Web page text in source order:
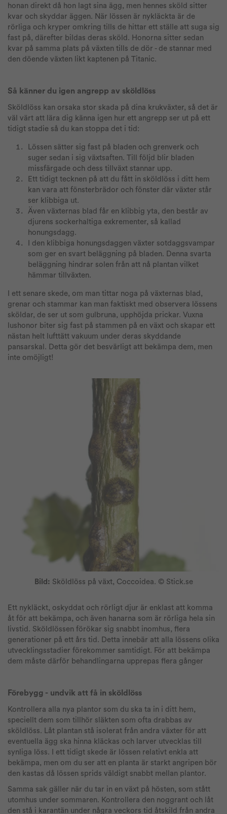
honan direkt då hon lagt sina ägg, men hennes sköld sitter
kvar och skyddar äggen. När lössen är nykläckta är de
rörliga och kryper omkring tills de hittar ett ställe att suga sig
fast på, därefter bildas deras sköld. Honorna sitter sedan
kvar på samma plats på växten tills de dör - de stannar med
den döende växten likt kaptenen på Titanic.
Så känner du igen angrepp av sköldlöss
Sköldlöss kan orsaka stor skada på dina krukväxter, så det är
väl värt att lära dig känna igen hur ett angrepp ser ut på ett
tidigt stadie så du kan stoppa det i tid:
Lössen sätter sig fast på bladen och grenverk och
suger sedan i sig växtsaften. Till följd blir bladen
missfärgade och dess tillväxt stannar upp.
Ett tidigt tecknen på att du fått in sköldlöss i ditt hem
kan vara att fönsterbrädor och fönster där växter står
ser klibbiga ut.
Även växternas blad får en klibbig yta, den består av
djurens sockerhaltiga exkrementer, så kallad
honungsdagg.
I den klibbiga honungsdaggen växter sotdaggsvampar
som ger en svart beläggning på bladen. Denna svarta
beläggning hindrar solen från att nå plantan vilket
hämmar tillväxten.
I ett senare skede, om man tittar noga på växternas blad,
grenar och stammar kan man faktiskt med observera lössens
sköldar, de ser ut som gulbruna, upphöjda prickar. Vuxna
lushonor biter sig fast på stammen på en växt och skapar ett
nästan helt lufttätt vakuum under deras skyddande
pansarskal. Detta gör det besvärligt att bekämpa dem, men
inte omöjligt!
Bild: Sköldlöss på växt, Coccoidea. © Stick.se
Ett nykläckt, oskyddat och rörligt djur är enklast att komma
åt för att bekämpa, och även hanarna som är rörliga hela sin
livstid. Sköldlössen förökar sig snabbt inomhus, flera
generationer på ett års tid. Detta innebär att alla lössens olika
utvecklingsstadier förekommer samtidigt. För att bekämpa
dem måste därför behandlingarna upprepas flera gånger
Förebygg - undvik att få in sköldlöss
Kontrollera alla nya plantor som du ska ta in i ditt hem,
speciellt dem som tillhör släkten som ofta drabbas av
sköldlöss. Låt plantan stå isolerat från andra växter för att
eventuella ägg ska hinna kläckas och larver utvecklas till
synliga löss. I ett tidigt skede är lössen relativt enkla att
bekämpa, men om du ser att en planta är starkt angripen bör
den kastas då lössen sprids väldigt snabbt mellan plantor.
Samma sak gäller när du tar in en växt på hösten, som stått
utomhus under sommaren. Kontrollera den noggrant och låt
den stå i karantän under några veckors tid åtskild från andra